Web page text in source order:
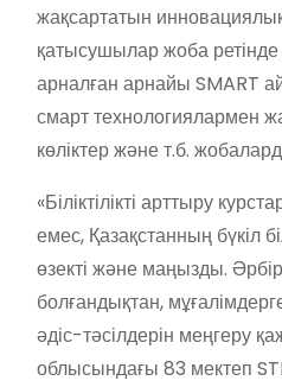
жақсартатын
қатысушылар жоба
арналған арнайы SMART
смарт технологиялармен
көліктер және т.б.
«Біліктілікті арттыру
емес, Қазақстанның бүкіл
өзекті және маңызды. Әрбір
болғандықтан,
әдіс-тәсілдерін меңгеру
облысындағы 83 мектеп